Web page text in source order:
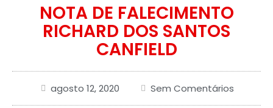
NOTA DE FALECIMENTO
RICHARD DOS SANTOS
CANFIELD
agosto 12, 2020 Sem Comentários